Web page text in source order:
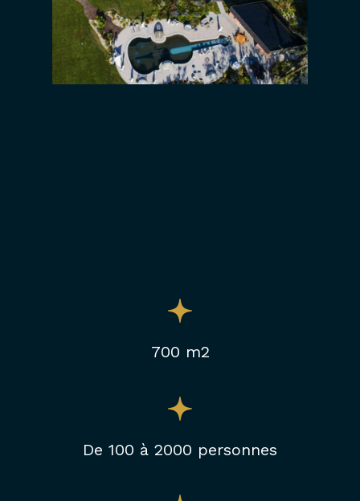
700 m2
De 100 à 2000 personnes